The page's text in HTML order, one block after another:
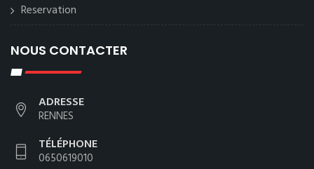
Reservation
NOUS CONTACTER
ADRESSE
RENNES
TÉLÉPHONE
0650619010